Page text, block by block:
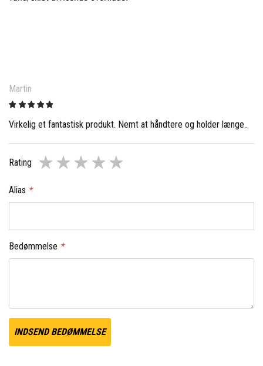
Martin
Virkelig et fantastisk produkt. Nemt at håndtere og holder længe..
Rating
Alias *
Bedømmelse *
INDSEND BEDØMMELSE